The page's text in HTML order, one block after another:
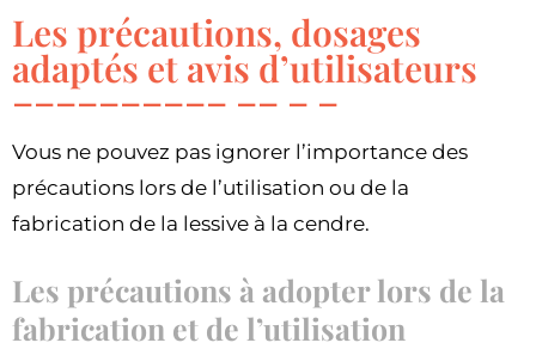
Les précautions, dosages
adaptés et avis d’utilisateurs
Vous ne pouvez pas ignorer l’importance des
précautions lors de l’utilisation ou de la
fabrication de la lessive à la cendre.
Les précautions à adopter lors de la
fabrication et de l’utilisation